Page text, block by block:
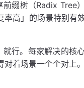
缀树（Radix Tree
高」的场景特别有
行。每家解决的核
着场景一个个对上。